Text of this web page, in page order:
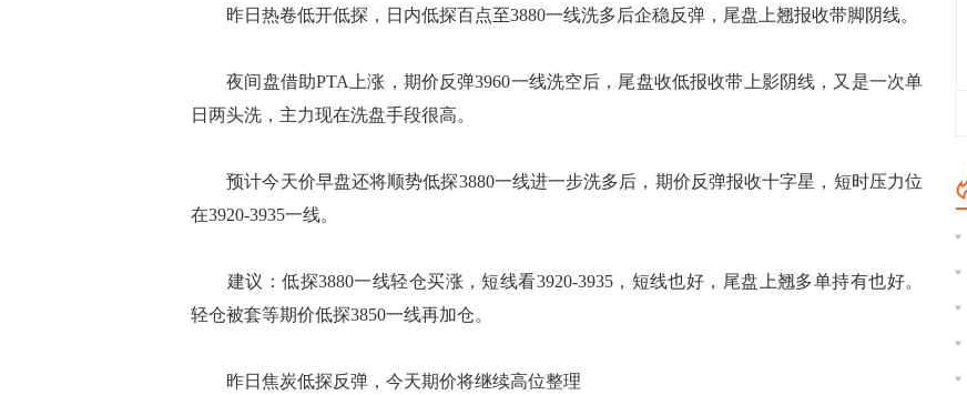
昨日热卷低开低探，日内低探百点至3880一线洗多后企稳反弹，尾盘上翘报收带脚阴线。
夜间盘借助PTA上涨，期价反弹3960一线洗空后，尾盘收低报收带上影阴线，又是一次单
日两头洗，主力现在洗盘手段很高。
预计今天价早盘还将顺势低探3880一线进一步洗多后，期价反弹报收十字星，短时压力位
在3920-3935一线。
建议：低探3880一线轻仓买涨，短线看3920-3935，短线也好，尾盘上翘多单持有也好。
轻仓被套等期价低探3850一线再加仓。
昨日焦炭低探反弹，今天期价将继续高位整理